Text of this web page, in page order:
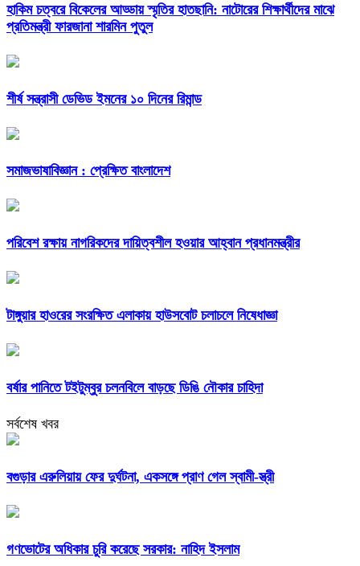
হাকিম চত্বরে বিকেলের আড্ডায় স্মৃতির হাতছানি: নাটোরের শিক্ষার্থীদের মাঝে
প্রতিমন্ত্রী ফারজানা শারমিন পুতুল
শীর্ষ সন্ত্রাসী ডেভিড ইমনের ১০ দিনের রিমান্ড
সমাজভাষাবিজ্ঞান : প্রেক্ষিত বাংলাদেশ
পরিবেশ রক্ষায় নাগরিকদের দায়িত্বশীল হওয়ার আহ্বান প্রধানমন্ত্রীর
টাঙ্গুয়ার হাওরের সংরক্ষিত এলাকায় হাউসবোট চলাচলে নিষেধাজ্ঞা
বর্ষার পানিতে টইটুম্বুর চলনবিলে বাড়ছে ডিঙি নৌকার চাহিদা
সর্বশেষ খবর
বগুড়ার এরুলিয়ায় ফের দুর্ঘটনা, একসঙ্গে প্রাণ গেল স্বামী-স্ত্রী
গণভোটের অধিকার চুরি করেছে সরকার: নাহিদ ইসলাম